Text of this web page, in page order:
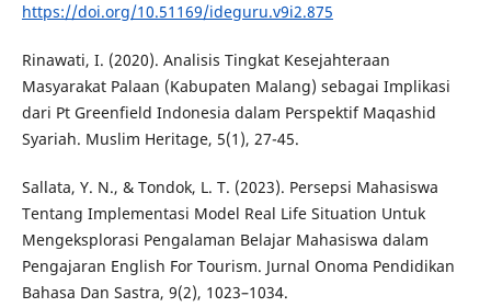
https://doi.org/10.51169/ideguru.v9i2.875
Rinawati, I. (2020). Analisis Tingkat Kesejahteraan
Masyarakat Palaan (Kabupaten Malang) sebagai Implikasi
dari Pt Greenfield Indonesia dalam Perspektif Maqashid
Syariah. Muslim Heritage, 5(1), 27-45.
Sallata, Y. N., & Tondok, L. T. (2023). Persepsi Mahasiswa
Tentang Implementasi Model Real Life Situation Untuk
Mengeksplorasi Pengalaman Belajar Mahasiswa dalam
Pengajaran English For Tourism. Jurnal Onoma Pendidikan
Bahasa Dan Sastra, 9(2), 1023–1034.